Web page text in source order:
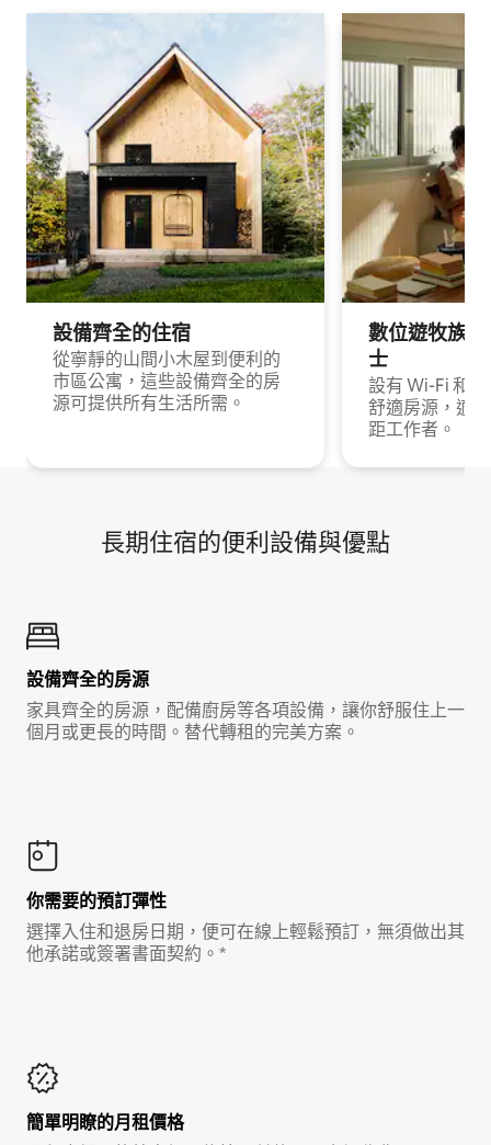
設備齊全的住宿
從寧靜的山間小木屋到便利的
市區公寓，這些設備齊全的房
源可提供所有生活所需。
數位遊牧族
士
設有 Wi-Fi 和
舒適房源，適
距工作者。
長期住宿的便利設備與優點
設備齊全的房源
家具齊全的房源，配備廚房等各項設備，讓你舒服住上一
個月或更長的時間。替代轉租的完美方案。
你需要的預訂彈性
選擇入住和退房日期，便可在線上輕鬆預訂，無須做出其
他承諾或簽署書面契約。*
簡單明瞭的月租價格